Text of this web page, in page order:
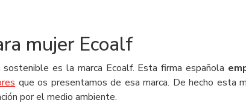
mujer Ecoalf
es la marca Ecoalf. Esta firma española
que os presentamos de esa marca. De hecho esta
por el medio ambiente.